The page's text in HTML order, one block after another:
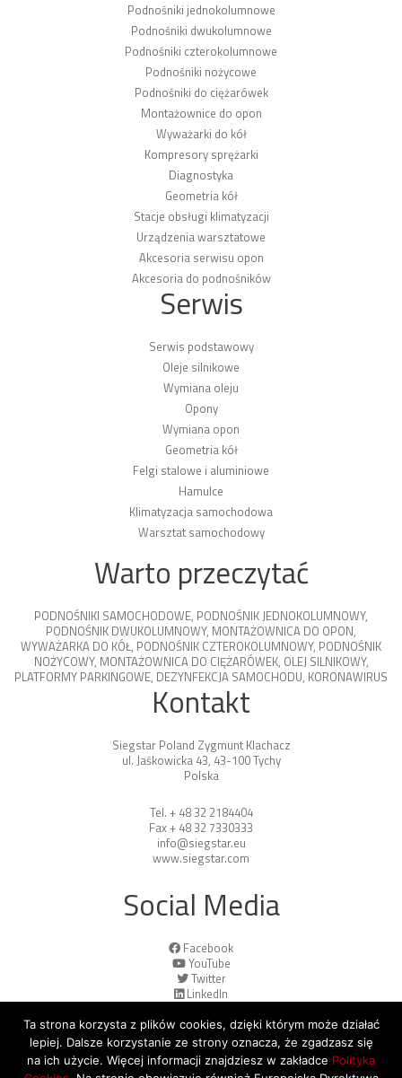
Podnośniki jednokolumnowe
Podnośniki dwukolumnowe
Podnośniki czterokolumnowe
Podnośniki nożycowe
Podnośniki do ciężarówek
Montażownice do opon
Wyważarki do kół
Kompresory sprężarki
Diagnostyka
Geometria kół
Stacje obsługi klimatyzacji
Urządzenia warsztatowe
Akcesoria serwisu opon
Akcesoria do podnośników
Serwis
Serwis podstawowy
Oleje silnikowe
Wymiana oleju
Opony
Wymiana opon
Geometria kół
Felgi stalowe i aluminiowe
Hamulce
Klimatyzacja samochodowa
Warsztat samochodowy
Warto przeczytać
PODNOŚNIKI SAMOCHODOWE, PODNOŚNIK JEDNOKOLUMNOWY,
PODNOŚNIK DWUKOLUMNOWY, MONTAŻOWNICA DO OPON,
WYWAŻARKA DO KÓŁ, PODNOŚNIK CZTEROKOLUMNOWY, PODNOŚNIK
NOŻYCOWY, MONTAŻOWNICA DO CIĘŻARÓWEK, OLEJ SILNIKOWY,
PLATFORMY PARKINGOWE, DEZYNFEKCJA SAMOCHODU, KORONAWIRUS
Kontakt
Siegstar Poland Zygmunt Klachacz
ul. Jaśkowicka 43, 43-100 Tychy
Polska
Tel. + 48 32 2184404
Fax + 48 32 7330333
info@siegstar.eu
www.siegstar.com
Social Media
Facebook
YouTube
Twitter
LinkedIn
Ta strona korzysta z plików cookies, dzięki którym może działać
lepiej. Dalsze korzystanie ze strony oznacza, że zgadzasz się
na ich użycie. Więcej informacji znajdziesz w zakładce Polityka